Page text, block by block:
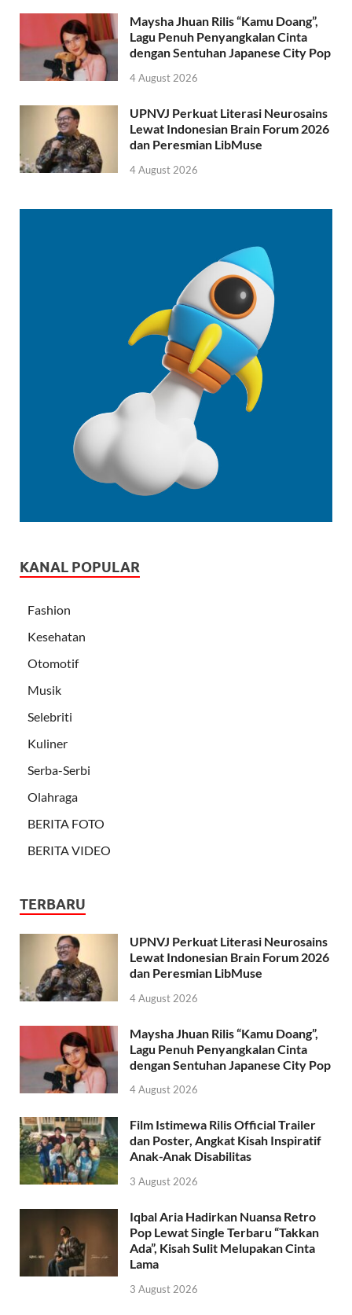
Maysha Jhuan Rilis “Kamu Doang”,
Lagu Penuh Penyangkalan Cinta
dengan Sentuhan Japanese City Pop
4 August 2026
UPNVJ Perkuat Literasi Neurosains
Lewat Indonesian Brain Forum 2026
dan Peresmian LibMuse
4 August 2026
KANAL POPULAR
Fashion
Kesehatan
Otomotif
Musik
Selebriti
Kuliner
Serba-Serbi
Olahraga
BERITA FOTO
BERITA VIDEO
TERBARU
UPNVJ Perkuat Literasi Neurosains
Lewat Indonesian Brain Forum 2026
dan Peresmian LibMuse
4 August 2026
Maysha Jhuan Rilis “Kamu Doang”,
Lagu Penuh Penyangkalan Cinta
dengan Sentuhan Japanese City Pop
4 August 2026
Film Istimewa Rilis Official Trailer
dan Poster, Angkat Kisah Inspiratif
Anak-Anak Disabilitas
3 August 2026
Iqbal Aria Hadirkan Nuansa Retro
Pop Lewat Single Terbaru “Takkan
Ada”, Kisah Sulit Melupakan Cinta
Lama
3 August 2026